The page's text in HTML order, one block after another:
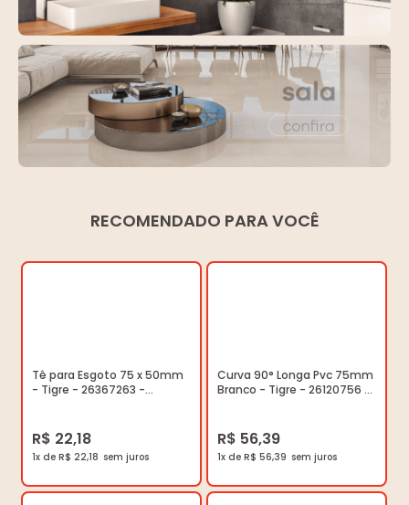
RECOMENDADO PARA VOCÊ
Tê para Esgoto 75 x 50mm
- Tigre - 26367263 -
R$ 22,18
1x de R$ 22,18
Curva 90° Longa Pvc 75mm
Branco - Tigre - 26120756 -
R$ 56,39
1x de R$ 56,39